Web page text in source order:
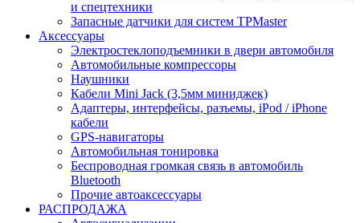
и спецтехники
Запасные датчики для систем TPMaster
Аксессуары
Электростеклоподъемники в двери автомобиля
Автомобильные компрессоры
Наушники
Кабели Mini Jack (3,5мм миниджек)
Адаптеры, интерфейсы, разъемы, iPod / iPhone
кабели
GPS-навигаторы
Автомобильная тонировка
Беспроводная громкая связь в автомобиль
Bluetooth
Прочие автоаксессуары
РАСПРОДАЖА